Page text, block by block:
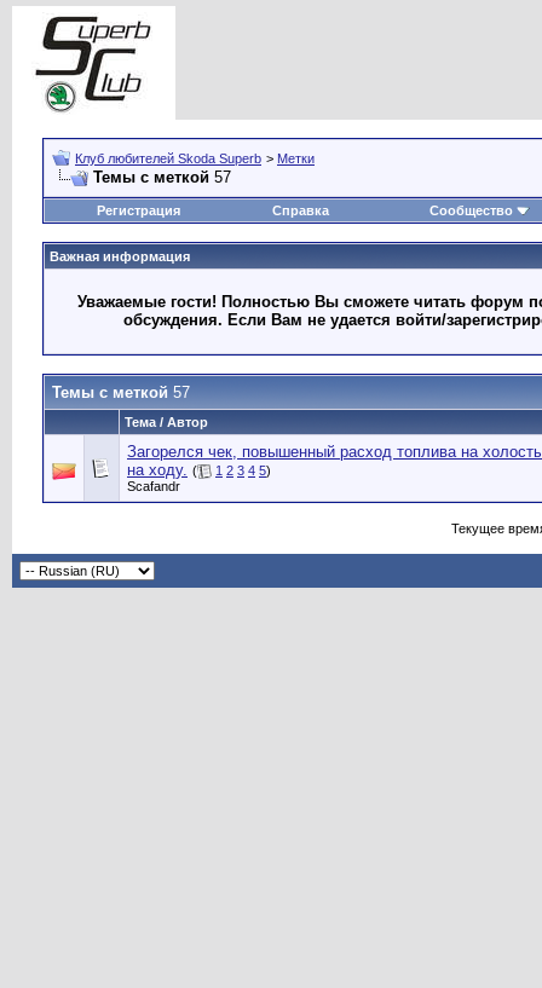
Клуб любителей Skoda Superb > Метки
Темы с меткой 57
Регистрация Справка Сообщество
Важная информация
Уважаемые гости! Полностью Вы сможете читать форум
обсуждения. Если Вам не удается войти/
Темы с меткой 57
Тема / Автор
Загорелся чек, повышенный расход топлива на
на ходу. ( 1 2 3 4 5)
Scafandr
Текущее